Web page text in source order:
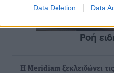
Data Deletion Data
Ροή
Η Meridiam ξεκλειδώνει